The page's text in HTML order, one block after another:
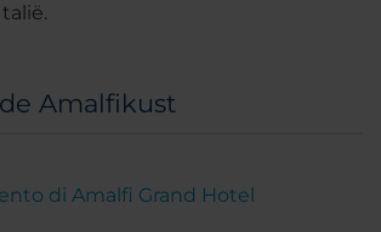
Amalfikust
di Amalfi Grand Hotel